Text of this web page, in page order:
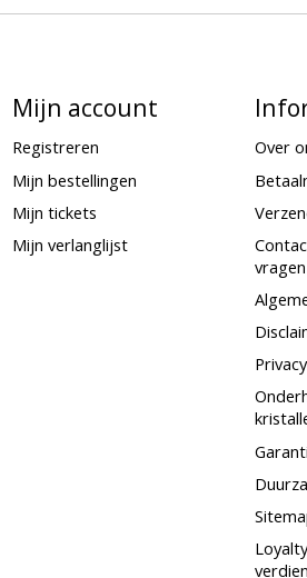
Mijn account
Registreren
Mijn bestellingen
Mijn tickets
Mijn verlanglijst
Over
vragen